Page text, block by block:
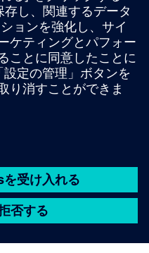
スの使用量とテープアウ
がら、すべてのプロセス
正確で効率的かつ包括的